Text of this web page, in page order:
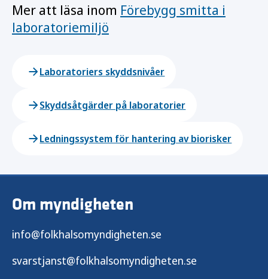
Mer att läsa inom Förebygg smitta i
laboratoriemiljö
Laboratoriers skyddsnivåer
Skyddsåtgärder på laboratorier
Ledningssystem för hantering av biorisker
Om myndigheten
info@folkhalsomyndigheten.se
svarstjanst@folkhalsomyndigheten.se